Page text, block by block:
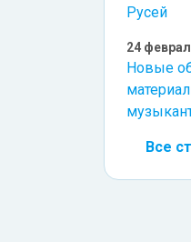
Русей
24
Новые
Все